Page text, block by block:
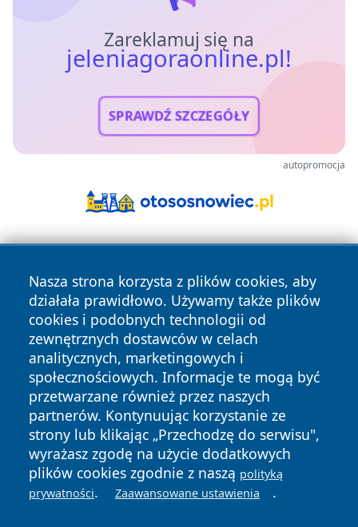
Zareklamuj się na
jeleniagoraonline.pl!
SPRAWDŹ SZCZEGÓŁY
autopromocja
Nasza strona korzysta z plików cookies, aby
działała prawidłowo. Używamy także plików
cookies i podobnych technologii od
zewnętrznych dostawców w celach
analitycznych, marketingowych i
społecznościowych. Informacje te mogą być
przetwarzane również przez naszych
partnerów. Kontynuując korzystanie ze
strony lub klikając „Przechodzę do serwisu",
wyrażasz zgodę na użycie dodatkowych
plików cookies zgodnie z naszą polityką
prywatności. Zaawansowane ustawienia .
Copyright © 2026 jeleniagoraonline.pl Wszystkie prawa
zastrzeżone.
News Autorzy
Polityka
Prywatności
Polityka
Cookies